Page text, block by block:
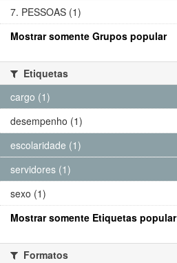
7. PESSOAS (1)
Mostrar somente Grupos popular
Etiquetas
cargo (1)
desempenho (1)
escolaridade (1)
servidores (1)
sexo (1)
Mostrar somente Etiquetas popular
Formatos